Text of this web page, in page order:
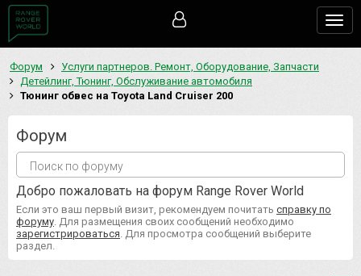
Форум
Услуги партнеров. Ремонт, Оборудование, Запчасти
Детейлинг, Тюнинг, Обслуживание автомобиля
Тюнинг обвес на Toyota Land Cruiser 200
Форум
Добро пожаловать на форум Range Rover World
Если это ваш первый визит, рекомендуем почитать справку по
форуму . Для размещения своих сообщений необходимо
зарегистрироваться . Для просмотра сообщений выберите
раздел.